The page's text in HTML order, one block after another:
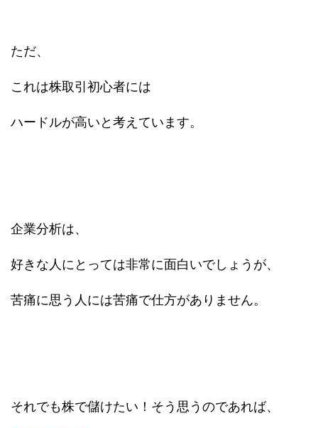
ただ、
これは株取引初心者には
ハードルが高いと考えています。
企業分析は、
好きな人にとっては非常に面白いでしょうが、
苦痛に思う人には苦痛で仕方がありません。
それでも株で儲けたい！そう思うのであれば、